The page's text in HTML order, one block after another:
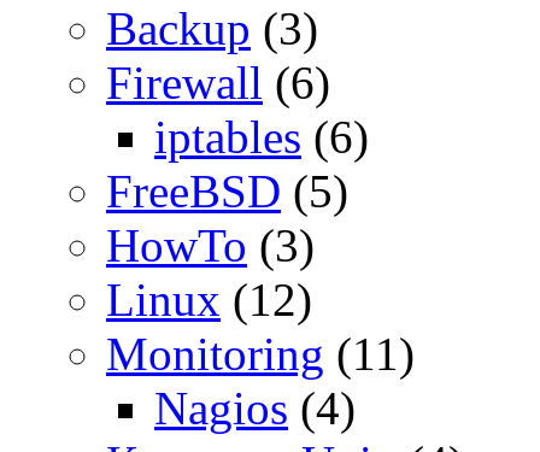
Backup (3)
Firewall (6)
iptables (6)
FreeBSD (5)
HowTo (3)
Linux (12)
Monitoring (11)
Nagios (4)